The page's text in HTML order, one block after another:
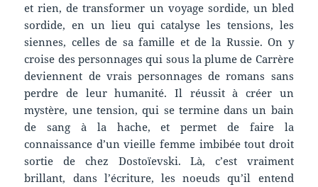
et rien, de transformer un voyage sordide, un bled
sordide, en un lieu qui catalyse les tensions, les
siennes, celles de sa famille et de la Russie. On y
croise des personnages qui sous la plume de Carrère
deviennent de vrais personnages de romans sans
perdre de leur humanité. Il réussit à créer un
mystère, une tension, qui se termine dans un bain
de sang à la hache, et permet de faire la
connaissance d’un vieille femme imbibée tout droit
sortie de chez Dostoïevski. Là, c’est vraiment
brillant, dans l’écriture, les noeuds qu’il entend